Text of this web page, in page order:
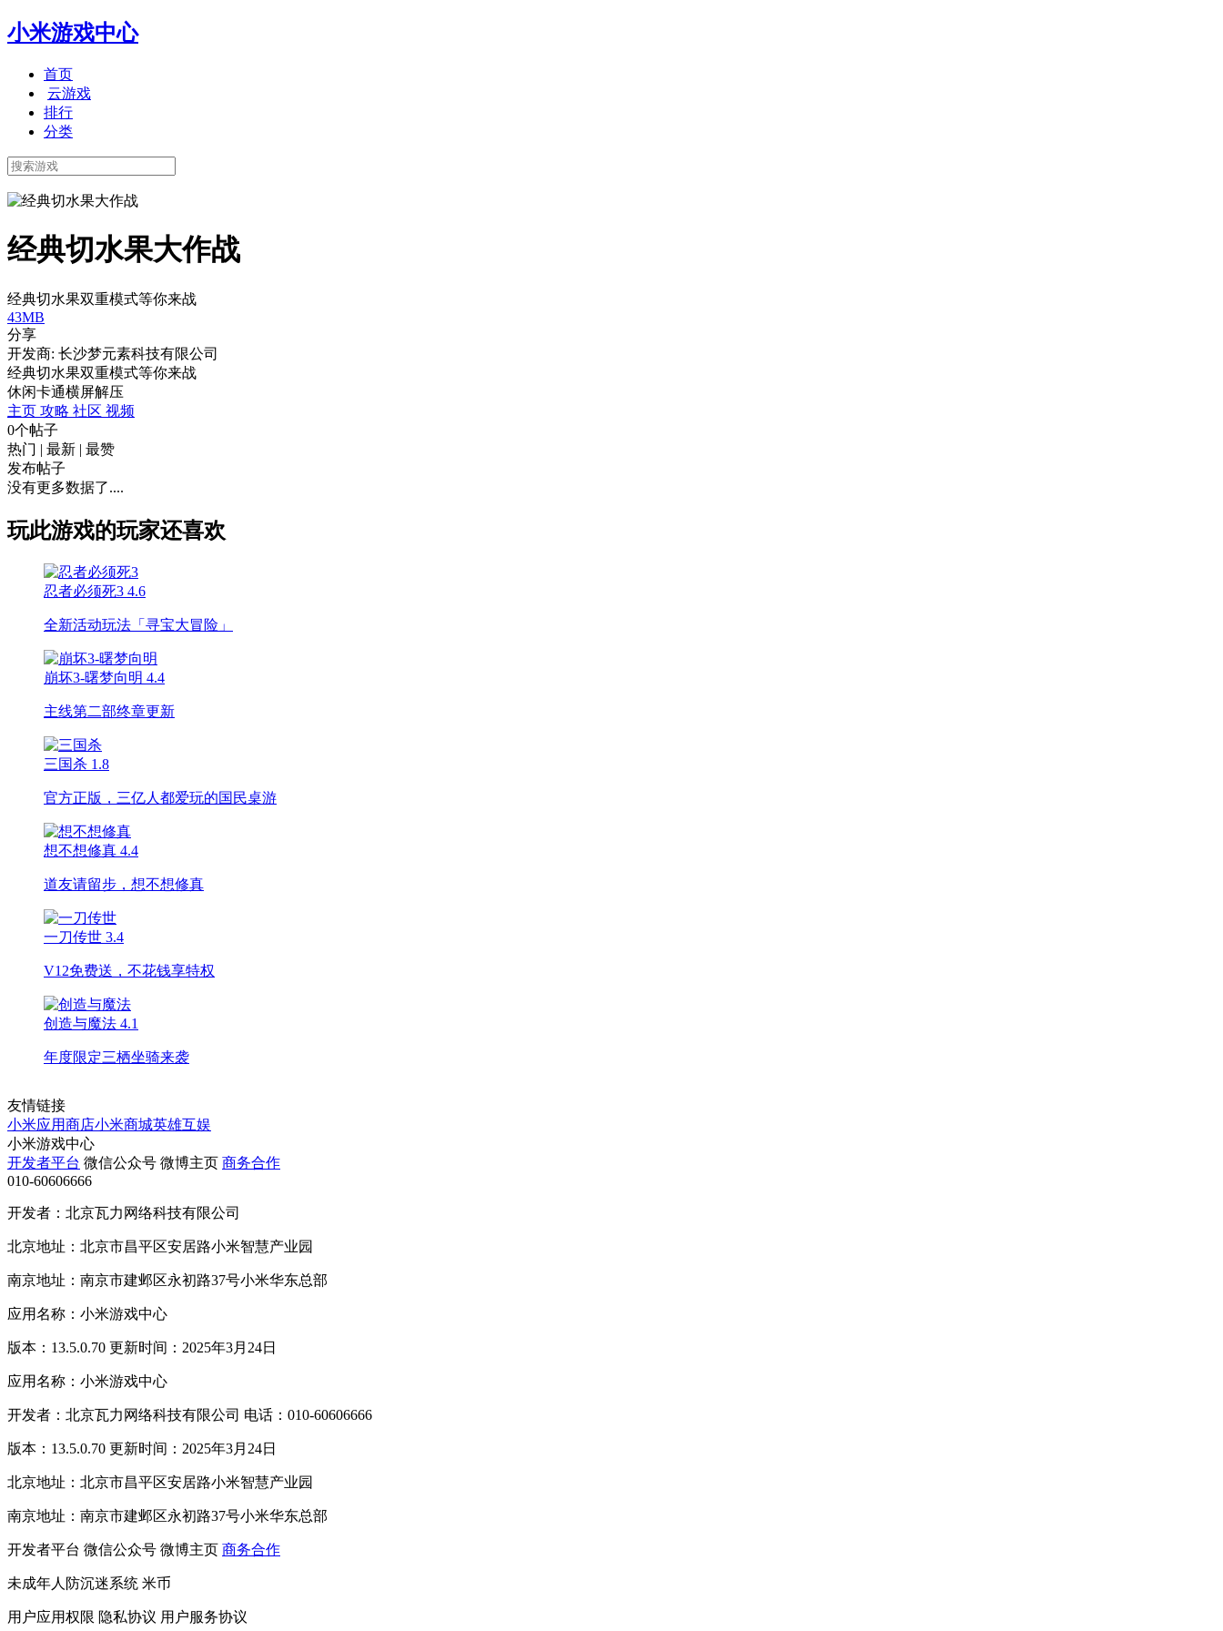
小米游戏中心
首页
云游戏
排行
分类
经典切水果大作战
经典切水果双重模式等你来战
43MB
分享
开发商: 长沙梦元素科技有限公司
经典切水果双重模式等你来战
休闲卡通横屏解压
主页 攻略 社区 视频
0个帖子
热门 | 最新 | 最赞
发布帖子
没有更多数据了....
玩此游戏的玩家还喜欢
忍者必须死3 4.6
全新活动玩法「寻宝大冒险」
崩坏3-曙梦向明 4.4
主线第二部终章更新
三国杀 1.8
官方正版，三亿人都爱玩的国民桌游
想不想修真 4.4
道友请留步，想不想修真
一刀传世 3.4
V12免费送，不花钱享特权
创造与魔法 4.1
年度限定三栖坐骑来袭
友情链接
小米应用商店小米商城英雄互娱
小米游戏中心
开发者平台 微信公众号 微博主页 商务合作
010-60606666
开发者：北京瓦力网络科技有限公司
北京地址：北京市昌平区安居路小米智慧产业园
南京地址：南京市建邺区永初路37号小米华东总部
应用名称：小米游戏中心
版本：13.5.0.70 更新时间：2025年3月24日
应用名称：小米游戏中心
开发者：北京瓦力网络科技有限公司 电话：010-60606666
版本：13.5.0.70 更新时间：2025年3月24日
北京地址：北京市昌平区安居路小米智慧产业园
南京地址：南京市建邺区永初路37号小米华东总部
开发者平台 微信公众号 微博主页 商务合作
未成年人防沉迷系统 米币
用户应用权限 隐私协议 用户服务协议